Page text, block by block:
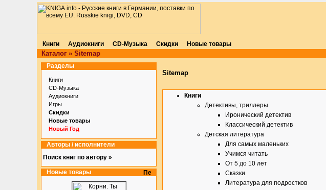
Книги Аудиокниги CD-Музыка Скидки Новые товары
Каталог » Sitemap
Разделы
Книги
CD-Музыка
Аудиокниги
Игры
Скидки
Новые товары
Новый Год
Авторы / исполнители
Поиск книг по автору »
Новые товары
Sitemap
Книги
Детективы, триллеры
Иронический детектив
Классический детектив
Детская литература
Для самых маленьких
Учимся читать
От 5 до 10 лет
Сказки
Литература для подростков